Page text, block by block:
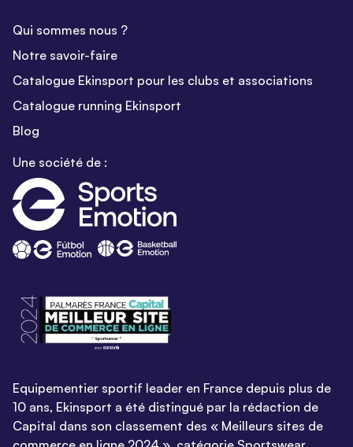
Qui sommes nous ?
Notre savoir-faire
Catalogue Ekinsport pour les clubs et associations
Catalogue running Ekinsport
Blog
Une société de :
Equipementier sportif leader en France depuis plus de
10 ans, Ekinsport a été distingué par la rédaction de
Capital dans son classement des « Meilleurs sites de